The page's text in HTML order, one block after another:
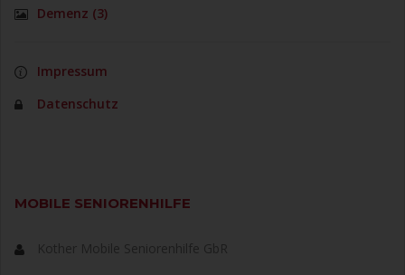
Demenz (3)
Impressum
Datenschutz
MOBILE SENIORENHILFE
Kother Mobile Seniorenhilfe GbR